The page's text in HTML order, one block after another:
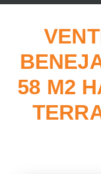
58 M2